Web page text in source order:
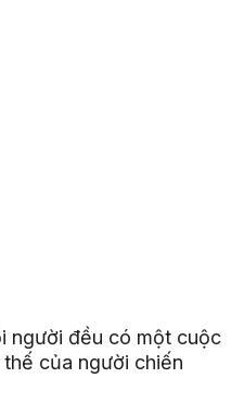
người đều có một cuộc
của người chiến